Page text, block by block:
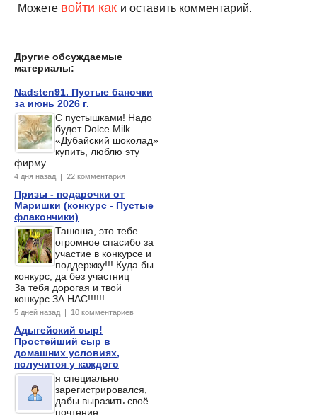
Можете войти как и оставить комментарий.
Другие обсуждаемые
материалы:
Nadsten91. Пустые баночки
за июнь 2026 г.
С пустышками! Надо
будет Dolce Milk
«Дубайский шоколад»
купить, люблю эту
фирму.
4 дня назад | 22 комментария
Призы - подарочки от
Маришки (конкурс - Пустые
флакончики)
Танюша, это тебе
огромное спасибо за
участие в конкурсе и
поддержку!!! Куда бы
конкурс, да без участниц
За тебя дорогая и твой
конкурс ЗА НАС!!!!!!
5 дней назад | 10 комментариев
Адыгейский сыр!
Простейший сыр в
домашних условиях,
получится у каждого
я специально
зарегистрировался,
дабы выразить своё
почтение